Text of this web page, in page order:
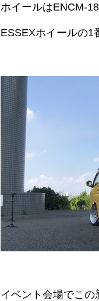
ホイールはENCM-
ESSEXホイールの1
イベント会場でこ